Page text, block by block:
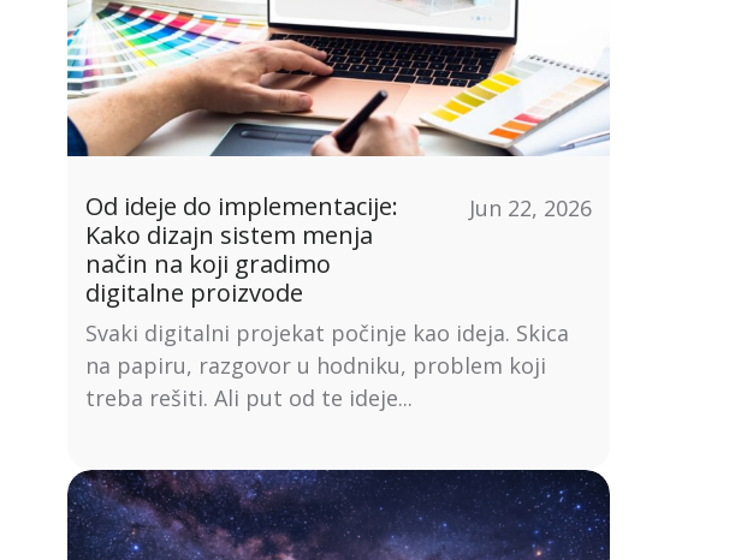
Od ideje do implementacije:
Kako dizajn sistem menja
način na koji gradimo
digitalne proizvode
Jun 22, 2026
Svaki digitalni projekat počinje kao ideja. Skica
na papiru, razgovor u hodniku, problem koji
treba rešiti. Ali put od te ideje...